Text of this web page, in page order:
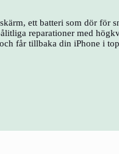
ett batteri som dör för
reparationer med
får tillbaka din iPhone i